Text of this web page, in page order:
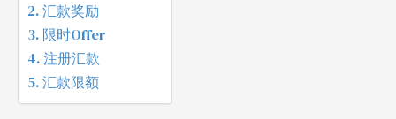
汇款奖励
限时Offer
注册汇款
汇款限额